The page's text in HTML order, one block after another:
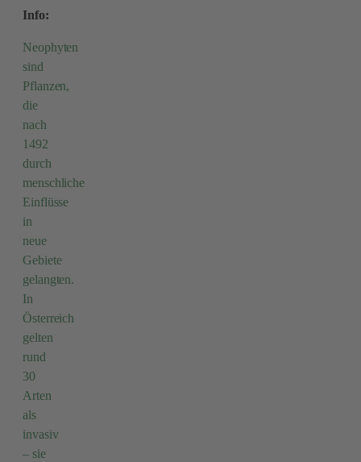
Info:
Neophyten
sind
Pflanzen,
die
nach
1492
durch
menschliche
Einflüsse
in
neue
Gebiete
gelangten.
In
Österreich
gelten
rund
30
Arten
als
invasiv
– sie